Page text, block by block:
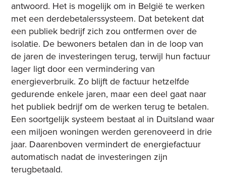
antwoord. Het is mogelijk om in België te werken
met een derdebetalerssysteem. Dat betekent dat
een publiek bedrijf zich zou ontfermen over de
isolatie. De bewoners betalen dan in de loop van
de jaren de investeringen terug, terwijl hun factuur
lager ligt door een vermindering van
energieverbruik. Zo blijft de factuur hetzelfde
gedurende enkele jaren, maar een deel gaat naar
het publiek bedrijf om de werken terug te betalen.
Een soortgelijk systeem bestaat al in Duitsland waar
een miljoen woningen werden gerenoveerd in drie
jaar. Daarenboven vermindert de energiefactuur
automatisch nadat de investeringen zijn
terugbetaald.